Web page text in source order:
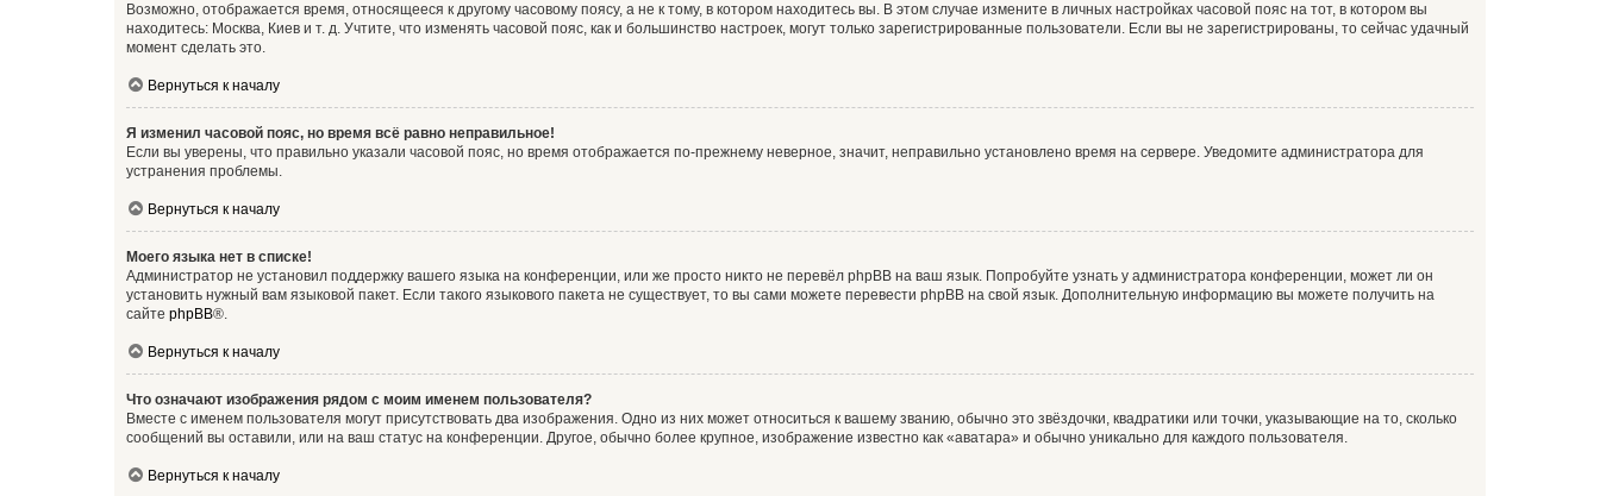
Возможно, отображается время, относящееся к другому часовому поясу, а не к тому, в котором находитесь вы. В этом случае измените в личных настройках часовой пояс на тот, в котором вы
находитесь: Москва, Киев и т. д. Учтите, что изменять часовой пояс, как и большинство настроек, могут только зарегистрированные пользователи. Если вы не зарегистрированы, то сейчас удачный
момент сделать это.
Вернуться к началу
Я изменил часовой пояс, но время всё равно неправильное!
Если вы уверены, что правильно указали часовой пояс, но время отображается по-прежнему неверное, значит, неправильно установлено время на сервере. Уведомите администратора для
устранения проблемы.
Вернуться к началу
Моего языка нет в списке!
Администратор не установил поддержку вашего языка на конференции, или же просто никто не перевёл phpBB на ваш язык. Попробуйте узнать у администратора конференции, может ли он
установить нужный вам языковой пакет. Если такого языкового пакета не существует, то вы сами можете перевести phpBB на свой язык. Дополнительную информацию вы можете получить на
сайте phpBB®.
Вернуться к началу
Что означают изображения рядом с моим именем пользователя?
Вместе с именем пользователя могут присутствовать два изображения. Одно из них может относиться к вашему званию, обычно это звёздочки, квадратики или точки, указывающие на то, сколько
сообщений вы оставили, или на ваш статус на конференции. Другое, обычно более крупное, изображение известно как «аватара» и обычно уникально для каждого пользователя.
Вернуться к началу